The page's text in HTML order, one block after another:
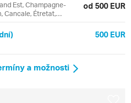
Est, Champagne-
Cancale, Étretat,
Remeš, Rouen
od 500 EUR
500 EUR
a možnosti